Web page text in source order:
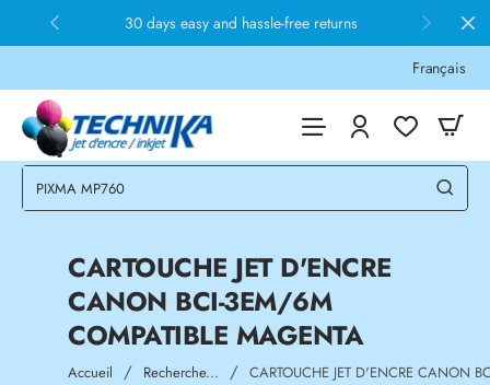
30 days easy and hassle-free returns
Français
CARTOUCHE JET D'ENCRE
CANON BCI-3EM/6M
COMPATIBLE MAGENTA
Accueil homeRecherche... CARTOUCHE JET D'ENCRE CANON